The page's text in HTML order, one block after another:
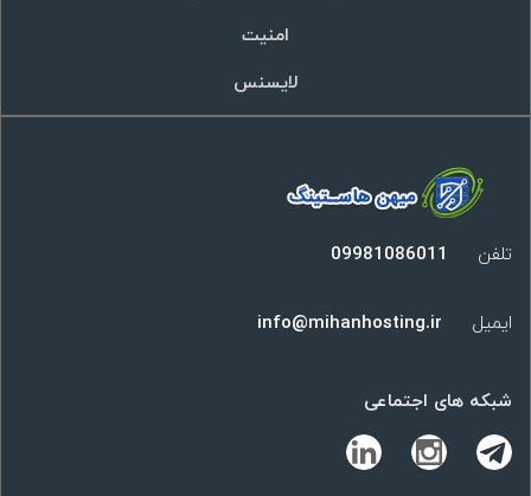
امنیت
لایسنس
تلفن 09981086011
ایمیل info@mihanhosting.ir
شبکه های اجتماعی